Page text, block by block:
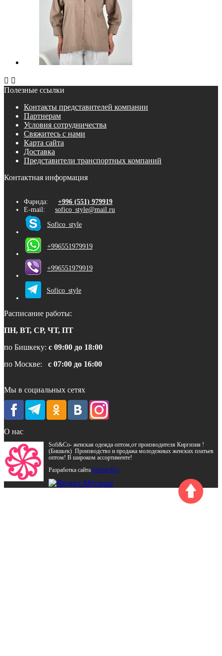
 
Полезные ссылки
Контакты представителей компании
Партнерам
Условия сотрудничества
Свяжитесь с нами
Карта сайта
Доставка
Представители транспортных компаний
Контактная информация
Фарида: +996 (551) 979919
E-mail: sofico_style@mail.ru
Sofico_style
+996551979919
+996551979919
Sofico_style
Расписание работы:
ПН, ВТ, СР, ЧТ, ПТ
по Бишкеку: с 09:00 до 18:00
по Москве: с 07:00 до 16:00
Мы в социальных сетях
О нас
Sofi&Co- женская одежда оптом,от производителя Киргизия !
(Бишкек) Производство и продажа молодежных женских платьев
оптом! В широком ассортименте!
Разработка сайта Inform.KG